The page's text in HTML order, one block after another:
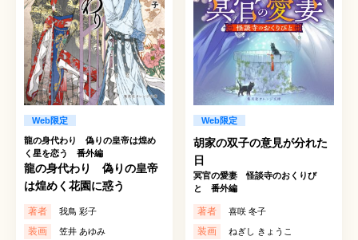
Web限定
龍の身代わり 偽りの皇帝は煌め
く星を恋う 番外編
龍の身代わり 偽りの皇帝
は煌めく花園に惑う
著者 我鳥 彩子
装画 笠井 あゆみ
Web限定
胡家の双子の意見が分れた
日
冥官の愛妻 怪談寺のおくりび
と 番外編
著者 喜咲 冬子
装画 ねぎし きょうこ